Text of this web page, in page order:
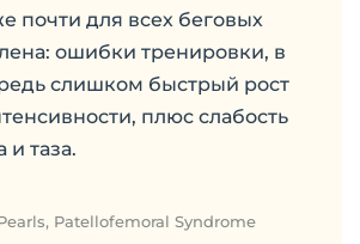
почти для всех беговых
ошибки тренировки, в
слишком быстрый рост
плюс слабость
таза.
Patellofemoral Syndrome